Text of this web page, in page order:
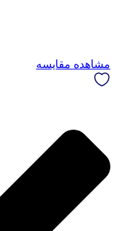
مشاهده مقایسه